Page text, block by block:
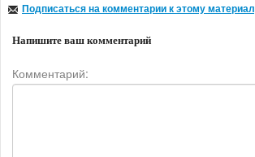
Подписаться на комментарии к этому
Напишите ваш комментарий
Комментарий: